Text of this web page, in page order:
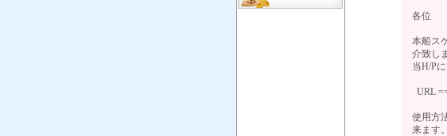
各位
本船ス
介致し
当H/P
URL
使用方
来ます。